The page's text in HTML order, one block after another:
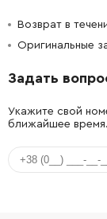
N614791
Возврат в
Оригинальные
Задать
Укажите свой
ближайшее время.